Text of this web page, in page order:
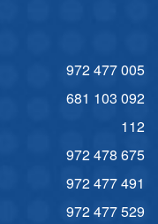
972 477 005
681 103 092
112
972 478 675
972 477 491
972 477 529